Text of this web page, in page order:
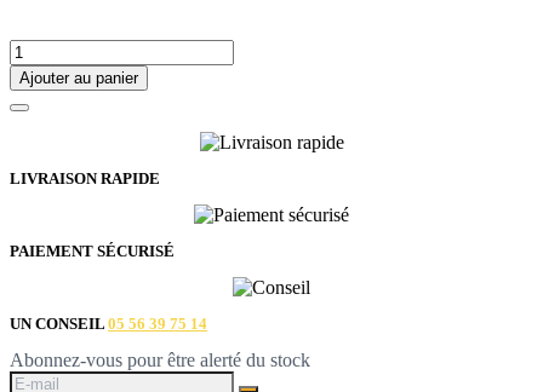
Ajouter au panier
LIVRAISON RAPIDE
PAIEMENT SÉCURISÉ
UN CONSEIL 05 56 39 75 14
Abonnez-vous pour être alerté du stock